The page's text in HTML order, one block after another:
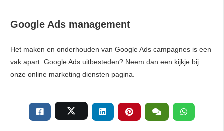
Google Ads management
Het maken en onderhouden van Google Ads campagnes is een
vak apart. Google Ads uitbesteden? Neem dan een kijkje bij
onze online marketing diensten pagina.